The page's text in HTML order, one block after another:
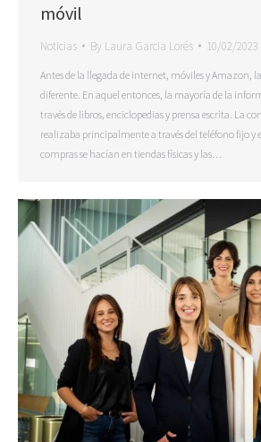
móvil
Noticias By Laura Garcia Lorés 10/02/2023
Antes de la llegada de internet, móviles y Amazon,
diferente. En aquel entonces, la mayoría de la
través de libros, enciclopedias y prensa escrita. La
realizaba principalmente a través del teléfono fijo y
compras se hacían en tiendas físicas y las…